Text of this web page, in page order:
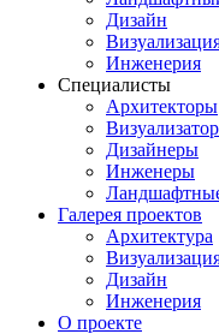
Дизайн
Инженерия
Специалисты
Архитекторы
Дизайнеры
Инженеры
Галерея проектов
Архитектура
Дизайн
Инженерия
О проекте